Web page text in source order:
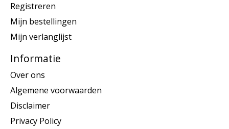
Registreren
Mijn bestellingen
Mijn verlanglijst
Informatie
Over ons
Algemene voorwaarden
Disclaimer
Privacy Policy